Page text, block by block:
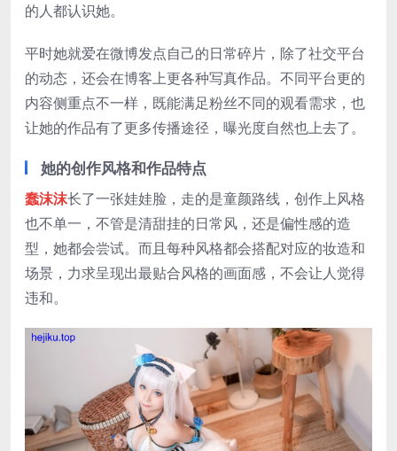
的人都认识她。
平时她就爱在微博发点自己的日常碎片，除了社交平台
的动态，还会在博客上更各种写真作品。不同平台更的
内容侧重点不一样，既能满足粉丝不同的观看需求，也
让她的作品有了更多传播途径，曝光度自然也上去了。
她的创作风格和作品特点
蠢沫沫长了一张娃娃脸，走的是童颜路线，创作上风格
也不单一，不管是清甜挂的日常风，还是偏性感的造
型，她都会尝试。而且每种风格都会搭配对应的妆造和
场景，力求呈现出最贴合风格的画面感，不会让人觉得
违和。